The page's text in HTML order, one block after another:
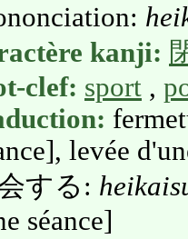
kanji:
clef: sport ,
levée
する:
séance]